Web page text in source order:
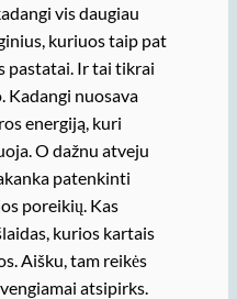
vis daugiau
kuriuos taip pat
pastatai. Ir tai tikrai
Kadangi nuosava
energiją, kuri
O dažnu atveju
patenkinti
poreikių. Kas
kurios kartais
Aišku, tam reikės
atsipirks.